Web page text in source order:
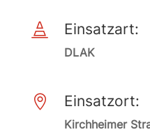
 Einsatzart:
DLAK
 Einsatzort:
Kirchheimer